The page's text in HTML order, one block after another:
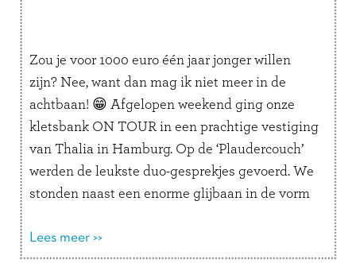
Zou je voor 1000 euro één jaar jonger willen
zijn? Nee, want dan mag ik niet meer in de
achtbaan! 😁 Afgelopen weekend ging onze
kletsbank ON TOUR in een prachtige vestiging
van Thalia in Hamburg. Op de ‘Plaudercouch’
werden de leukste duo-gesprekjes gevoerd. We
stonden naast een enorme glijbaan in de vorm
Lees meer >>